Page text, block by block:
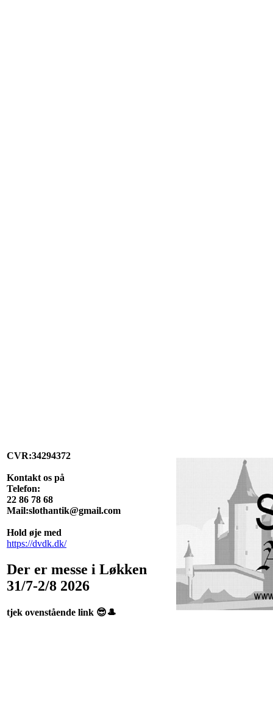
CVR:34294372
Kontakt os på
Telefon:
22 86 78 68
Mail:slothantik@gmail.com
Hold øje med
https://dvdk.dk/
Der er messe i Løkken
31/7-2/8 2026
tjek ovenstående link 😎🎩